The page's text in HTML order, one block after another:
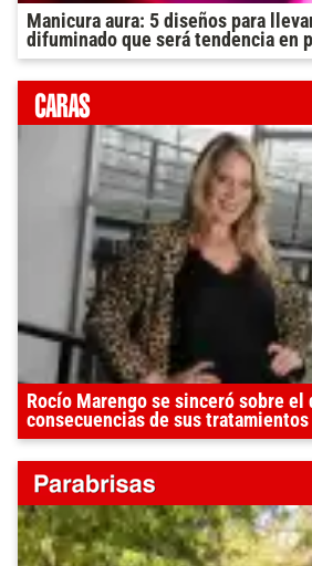
Manicura aura: 5 diseños para
difuminado que será tendencia en
Rocío Marengo se sinceró sobre el
consecuencias de sus tratamientos